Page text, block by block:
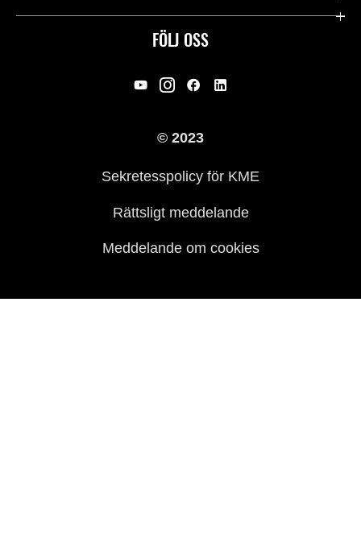
FÖLJ OSS
Användbara länkar
Rättsligt & Sekretess
© 2023
Sekretesspolicy för KME
Rättsligt meddelande
Meddelande om cookies